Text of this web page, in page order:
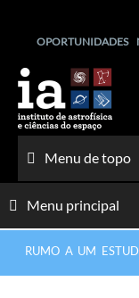
conteúdo
OPORTUNIDADES
Menu de topo
Menu principal
RUMO A UM